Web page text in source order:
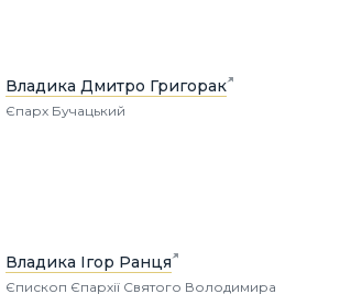
Владика Дмитро Григорак
Єпарх Бучацький
Владика Ігор Ранця
Єпископ Єпархії Святого Володимира